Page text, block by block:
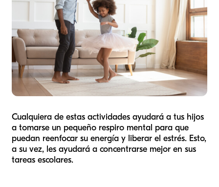
Cualquiera de estas actividades ayudará a tus hijos
a tomarse un pequeño respiro mental para que
puedan reenfocar su energía y liberar el estrés. Esto,
a su vez, les ayudará a concentrarse mejor en sus
tareas escolares.